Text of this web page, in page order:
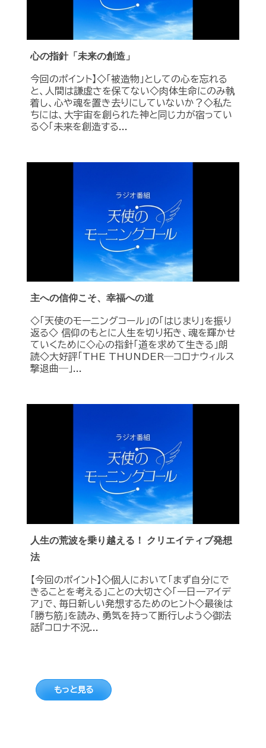
心の指針「未来の創造」
今回のポイント】◇「被造物」としての心を忘れる
と、人間は謙虚さを保てない◇肉体生命にのみ執
着し、心や魂を置き去りにしていないか？◇私た
ちには、大宇宙を創られた神と同じ力が宿ってい
る◇「未来を創造する...
主への信仰こそ、幸福への道
◇「天使のモーニングコール」の「はじまり」を振り
返る◇ 信仰のもとに人生を切り拓き、魂を輝かせ
ていくために◇心の指針「道を求めて生きる」朗
読◇大好評「THE THUNDER―コロナウィルス
撃退曲―」...
人生の荒波を乗り越える！ クリエイティブ発想
法
【今回のポイント】◇個人において「まず自分にで
きることを考える」ことの大切さ◇「一日一アイデ
ア」で、毎日新しい発想するためのヒント◇最後は
「勝ち筋」を読み、勇気を持って断行しよう◇御法
話『コロナ不況...
もっと見る